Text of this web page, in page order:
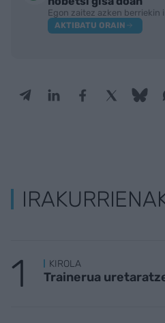
Egon zaitez azken berriekin
AKTIBATU ORAIN
KIROLA
Trainerua